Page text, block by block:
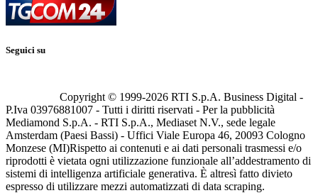
Seguici su
Copyright © 1999-2026 RTI S.p.A. Business Digital -
P.Iva 03976881007 - Tutti i diritti riservati - Per la pubblicità
Mediamond S.p.A. - RTI S.p.A., Mediaset N.V., sede legale
Amsterdam (Paesi Bassi) - Uffici Viale Europa 46, 20093 Cologno
Monzese (MI)Rispetto ai contenuti e ai dati personali trasmessi e/o
riprodotti è vietata ogni utilizzazione funzionale all’addestramento di
sistemi di intelligenza artificiale generativa. È altresì fatto divieto
espresso di utilizzare mezzi automatizzati di data scraping.